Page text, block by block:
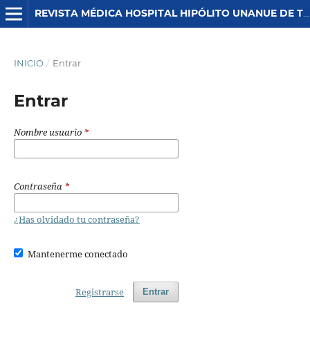
REVISTA MÉDICA HOSPITAL HIPÓLITO UNANUE DE TACNA
INICIO / Entrar
Entrar
Nombre usuario *
Contraseña *
¿Has olvidado tu contraseña?
Mantenerme conectado
Entrar
Registrarse